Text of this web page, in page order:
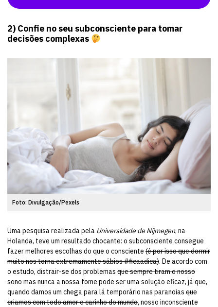
2) Confie no seu subconsciente para tomar
decisões complexas
Foto: Divulgação/Pexels
Uma pesquisa realizada pela Universidade de Nijmegen, na
Holanda, teve um resultado chocante: o subconsciente consegue
fazer melhores escolhas do que o consciente (é por isso que dormir
muito nos torna extremamente sábios #ficaadica). De acordo com
o estudo, distrair-se dos problemas que sempre tiram o nosso
sono mas nunca a nossa fomepode ser uma solução eficaz, já que,
quando damos um chega para lá temporário nas paranoias que
criamos com todo amor e carinho do mundo, nosso inconsciente